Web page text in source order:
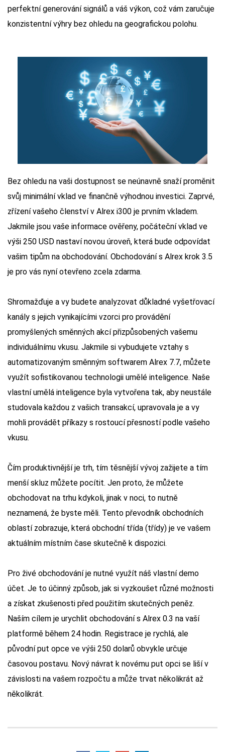
perfektní generování signálů a váš výkon, což vám zaručuje
konzistentní výhry bez ohledu na geografickou polohu.
Bez ohledu na vaši dostupnost se neúnavně snaží proměnit
svůj minimální vklad ve finančně výhodnou investici. Zaprvé,
zřízení vašeho členství v Alrex i300 je prvním vkladem.
Jakmile jsou vaše informace ověřeny, počáteční vklad ve
výši 250 USD nastaví novou úroveň, která bude odpovídat
vašim tipům na obchodování. Obchodování s Alrex krok 3.5
je pro vás nyní otevřeno zcela zdarma.
Shromažďuje a vy budete analyzovat důkladné vyšetřovací
kanály s jejich vynikajícími vzorci pro provádění
promyšlených směnných akcí přizpůsobených vašemu
individuálnímu vkusu. Jakmile si vybudujete vztahy s
automatizovaným směnným softwarem Alrex 7.7, můžete
využít sofistikovanou technologii umělé inteligence. Naše
vlastní umělá inteligence byla vytvořena tak, aby neustále
studovala každou z vašich transakcí, upravovala je a vy
mohli provádět příkazy s rostoucí přesností podle vašeho
vkusu.
Čím produktivnější je trh, tím těsnější vývoj zažijete a tím
menší skluz můžete pocítit. Jen proto, že můžete
obchodovat na trhu kdykoli, jinak v noci, to nutně
neznamená, že byste měli. Tento převodník obchodních
oblastí zobrazuje, která obchodní třída (třídy) je ve vašem
aktuálním místním čase skutečně k dispozici.
Pro živé obchodování je nutné využít náš vlastní demo
účet. Je to účinný způsob, jak si vyzkoušet různé možnosti
a získat zkušenosti před použitím skutečných peněz.
Naším cílem je urychlit obchodování s Alrex 0.3 na vaší
platformě během 24 hodin. Registrace je rychlá, ale
původní put opce ve výši 250 dolarů obvykle určuje
časovou postavu. Nový návrat k novému put opci se liší v
závislosti na vašem rozpočtu a může trvat několikrát až
několikrát.